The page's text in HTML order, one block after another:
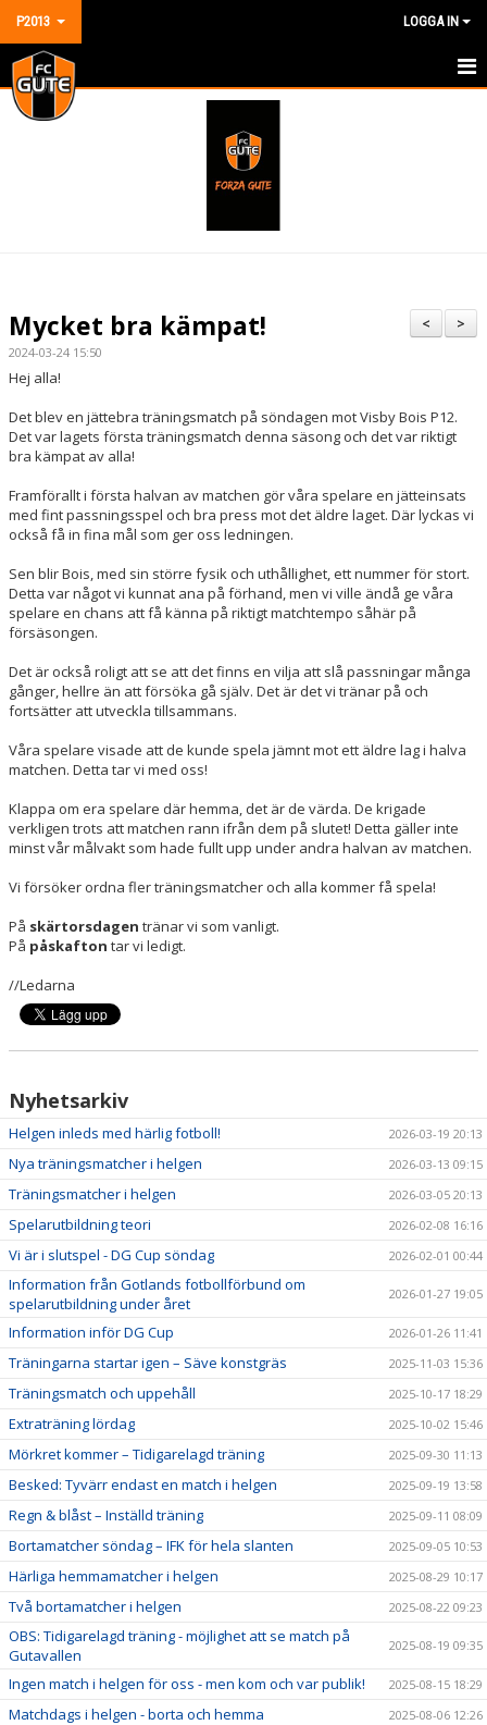
P2013 LOGGA IN
HEM
BILDGALLERI
DOKUMENT
KONTAKT
>
<
Mycket bra kämpat!
2024-03-24 15:50
Hej alla!
Det blev en jättebra träningsmatch på söndagen mot Visby Bois P12.
Det var lagets första träningsmatch denna säsong och det var riktigt
bra kämpat av alla!
Framförallt i första halvan av matchen gör våra spelare en jätteinsats
med fint passningsspel och bra press mot det äldre laget. Där lyckas vi
också få in fina mål som ger oss ledningen.
Sen blir Bois, med sin större fysik och uthållighet, ett nummer för stort.
Detta var något vi kunnat ana på förhand, men vi ville ändå ge våra
spelare en chans att få känna på riktigt matchtempo såhär på
försäsongen.
Det är också roligt att se att det finns en vilja att slå passningar många
gånger, hellre än att försöka gå själv. Det är det vi tränar på och
fortsätter att utveckla tillsammans.
Våra spelare visade att de kunde spela jämnt mot ett äldre lag i halva
matchen. Detta tar vi med oss!
Klappa om era spelare där hemma, det är de värda. De krigade
verkligen trots att matchen rann ifrån dem på slutet! Detta gäller inte
minst vår målvakt som hade fullt upp under andra halvan av matchen.
Vi försöker ordna fler träningsmatcher och alla kommer få spela!
På skärtorsdagen tränar vi som vanligt.
På påskafton tar vi ledigt.
//Ledarna
Nyhetsarkiv
Helgen inleds med härlig fotboll! 2026-03-19 20:13
Nya träningsmatcher i helgen 2026-03-13 09:15
Träningsmatcher i helgen 2026-03-05 20:13
Spelarutbildning teori 2026-02-08 16:16
Vi är i slutspel - DG Cup söndag 2026-02-01 00:44
Information från Gotlands fotbollförbund om
spelarutbildning under året
2026-01-27 19:05
Information inför DG Cup 2026-01-26 11:41
Träningarna startar igen – Säve konstgräs 2025-11-03 15:36
Träningsmatch och uppehåll 2025-10-17 18:29
Extraträning lördag 2025-10-02 15:46
Mörkret kommer – Tidigarelagd träning 2025-09-30 11:13
Besked: Tyvärr endast en match i helgen 2025-09-19 13:58
Regn & blåst – Inställd träning 2025-09-11 08:09
Bortamatcher söndag – IFK för hela slanten 2025-09-05 10:53
Härliga hemmamatcher i helgen 2025-08-29 10:17
Två bortamatcher i helgen 2025-08-22 09:23
OBS: Tidigarelagd träning - möjlighet att se match på
Gutavallen
2025-08-19 09:35
Ingen match i helgen för oss - men kom och var publik! 2025-08-15 18:29
Matchdags i helgen - borta och hemma 2025-08-06 12:26